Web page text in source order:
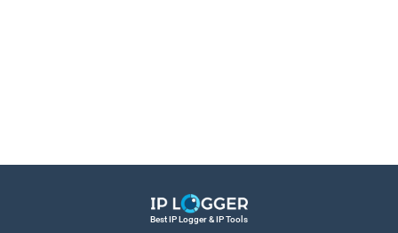
Best IP Logger & IP Tools